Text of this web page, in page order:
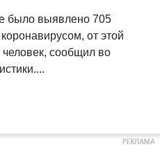
было выявлено 705
от этой
человек, сообщил во